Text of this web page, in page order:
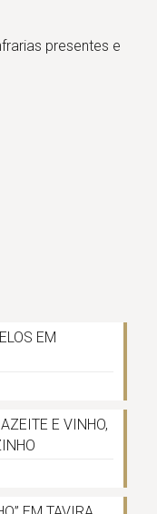
presentes e
EM
E VINHO,